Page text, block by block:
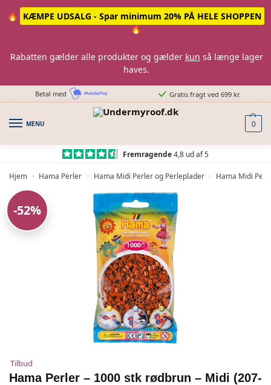
🔥
KÆMPE UDSALG - Spar minimum 20% PÅ HELE SHOPPEN
🔥
Rabatten gælder alle produkter og gælder kun så længe lager
haves.
Betal med Gratis fragt ved 699 kr.
MENU 0
Fremragende4,8 ud af 5
Hjem » Hama Perler » Hama Midi Perler og Perleplader » Hama Midi
-52%
Tilbud
Hama Perler – 1000 stk rødbrun – Midi (207-